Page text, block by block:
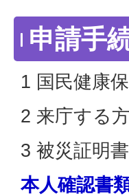
申請手
1 国民健康
2 来庁する
3 被災証明書
本人確認書